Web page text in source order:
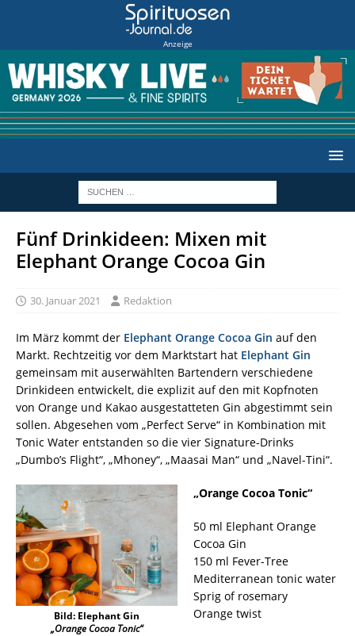
Anzeige
Fünf Drinkideen: Mixen mit
Elephant Orange Cocoa Gin
30. Januar 2021 Redaktion
Im März kommt der Elephant Orange Cocoa Gin auf den
Markt. Rechtzeitig vor dem Marktstart hat Elephant Gin
gemeinsam mit auserwählten Bartendern verschiedene
Drinkideen entwickelt, die explizit auf den mit Kopfnoten
von Orange und Kakao ausgestatteten Gin abgestimmt sein
sollen. Abgesehen vom „Perfect Serve“ in Kombination mit
Tonic Water entstanden so die vier Signature-Drinks
„Dumbo’s Flight“, „Mhoney“, „Maasai Man“ und „Navel-Tini“.
Bild: Elephant Gin
„Orange Cocoa Tonic“
„Orange Cocoa Tonic“
50 ml Elephant Orange
Cocoa Gin
150 ml Fever-Tree
Mediterranean tonic water
Sprig of rosemary
Orange twist